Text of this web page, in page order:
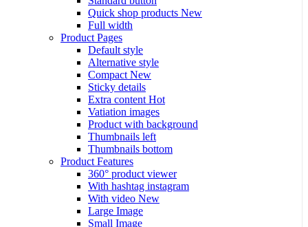
Quick shop products New
Full width
Product Pages
Default style
Alternative style
Compact New
Sticky details
Extra content Hot
Vatiation images
Product with background
Thumbnails left
Thumbnails bottom
Product Features
360° product viewer
With hashtag instagram
With video New
Large Image
Small Image